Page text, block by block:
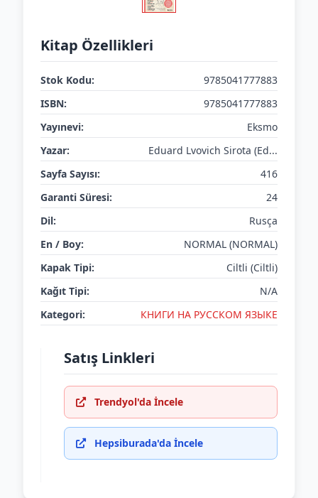
Kitap Özellikleri
Stok Kodu:
9785041777883
ISBN:
9785041777883
Yayınevi:
Eksmo
Yazar:
Eduard Lvovich Sirota (Ed...
Sayfa Sayısı:
416
Garanti Süresi:
24
Dil:
Rusça
En / Boy:
NORMAL (NORMAL)
Kapak Tipi:
Ciltli (Ciltli)
Kağıt Tipi:
N/A
Kategori:
КНИГИ НА РУССКОМ ЯЗЫКЕ
Satış Linkleri
Trendyol'da İncele
Hepsiburada'da İncele